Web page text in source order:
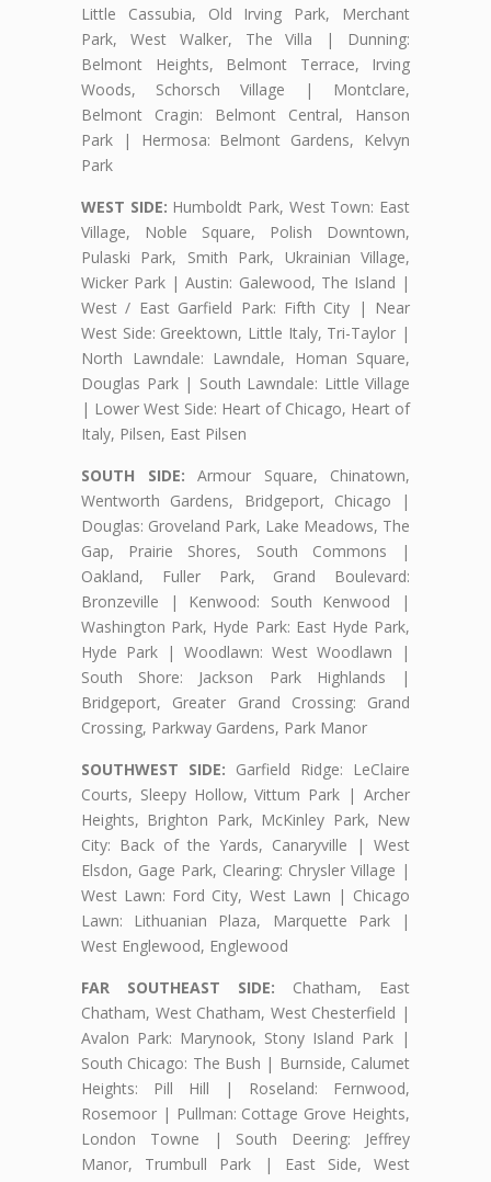
Little Cassubia, Old Irving Park, Merchant
Park, West Walker, The Villa | Dunning:
Belmont Heights, Belmont Terrace, Irving
Woods, Schorsch Village | Montclare,
Belmont Cragin: Belmont Central, Hanson
Park | Hermosa: Belmont Gardens, Kelvyn
Park
WEST SIDE: Humboldt Park, West Town: East
Village, Noble Square, Polish Downtown,
Pulaski Park, Smith Park, Ukrainian Village,
Wicker Park | Austin: Galewood, The Island |
West / East Garfield Park: Fifth City | Near
West Side: Greektown, Little Italy, Tri-Taylor |
North Lawndale: Lawndale, Homan Square,
Douglas Park | South Lawndale: Little Village
| Lower West Side: Heart of Chicago, Heart of
Italy, Pilsen, East Pilsen
SOUTH SIDE: Armour Square, Chinatown,
Wentworth Gardens, Bridgeport, Chicago |
Douglas: Groveland Park, Lake Meadows, The
Gap, Prairie Shores, South Commons |
Oakland, Fuller Park, Grand Boulevard:
Bronzeville | Kenwood: South Kenwood |
Washington Park, Hyde Park: East Hyde Park,
Hyde Park | Woodlawn: West Woodlawn |
South Shore: Jackson Park Highlands |
Bridgeport, Greater Grand Crossing: Grand
Crossing, Parkway Gardens, Park Manor
SOUTHWEST SIDE: Garfield Ridge: LeClaire
Courts, Sleepy Hollow, Vittum Park | Archer
Heights, Brighton Park, McKinley Park, New
City: Back of the Yards, Canaryville | West
Elsdon, Gage Park, Clearing: Chrysler Village |
West Lawn: Ford City, West Lawn | Chicago
Lawn: Lithuanian Plaza, Marquette Park |
West Englewood, Englewood
FAR SOUTHEAST SIDE: Chatham, East
Chatham, West Chatham, West Chesterfield |
Avalon Park: Marynook, Stony Island Park |
South Chicago: The Bush | Burnside, Calumet
Heights: Pill Hill | Roseland: Fernwood,
Rosemoor | Pullman: Cottage Grove Heights,
London Towne | South Deering: Jeffrey
Manor, Trumbull Park | East Side, West